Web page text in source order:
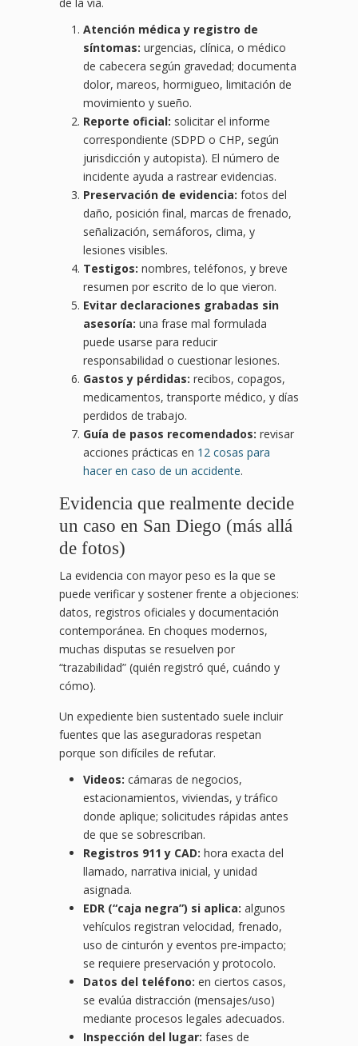
Atención médica y registro de
síntomas: urgencias, clínica, o médico
de cabecera según gravedad; documenta
dolor, mareos, hormigueo, limitación de
movimiento y sueño.
Reporte oficial: solicitar el informe
correspondiente (SDPD o CHP, según
jurisdicción y autopista). El número de
incidente ayuda a rastrear evidencias.
Preservación de evidencia: fotos del
daño, posición final, marcas de frenado,
señalización, semáforos, clima, y
lesiones visibles.
Testigos: nombres, teléfonos, y breve
resumen por escrito de lo que vieron.
Evitar declaraciones grabadas sin
asesoría: una frase mal formulada
puede usarse para reducir
responsabilidad o cuestionar lesiones.
Gastos y pérdidas: recibos, copagos,
medicamentos, transporte médico, y días
perdidos de trabajo.
Guía de pasos recomendados: revisar
acciones prácticas en 12 cosas para
hacer en caso de un accidente.
Evidencia que realmente decide
un caso en San Diego (más allá
de fotos)
La evidencia con mayor peso es la que se
puede verificar y sostener frente a objeciones:
datos, registros oficiales y documentación
contemporánea. En choques modernos,
muchas disputas se resuelven por
“trazabilidad” (quién registró qué, cuándo y
cómo).
Un expediente bien sustentado suele incluir
fuentes que las aseguradoras respetan
porque son difíciles de refutar.
Videos: cámaras de negocios,
estacionamientos, viviendas, y tráfico
donde aplique; solicitudes rápidas antes
de que se sobrescriban.
Registros 911 y CAD: hora exacta del
llamado, narrativa inicial, y unidad
asignada.
EDR (“caja negra”) si aplica: algunos
vehículos registran velocidad, frenado,
uso de cinturón y eventos pre-impacto;
se requiere preservación y protocolo.
Datos del teléfono: en ciertos casos,
se evalúa distracción (mensajes/uso)
mediante procesos legales adecuados.
Inspección del lugar: fases de